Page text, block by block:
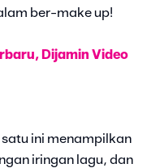
ber-make up!
Dijamin Video
satu ini menampilkan
iringan lagu, dan